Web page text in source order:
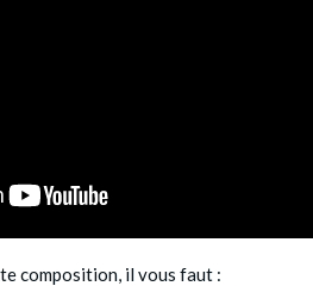
composition, il vous faut :